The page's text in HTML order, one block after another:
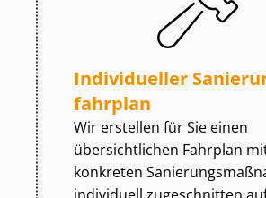
Individueller
fahr­plan
Wir erstellen für Sie einen
übersichtlichen Fahrplan
konkreten